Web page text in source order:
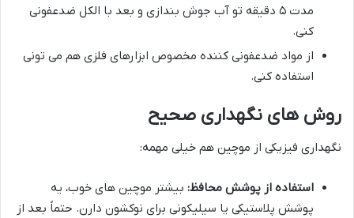
مدت ۵ دقیقه تو آب جوش بندازی و بعد با الکل ضدعفونی
کنی.
از مواد ضدعفونی کننده مخصوص ابزارهای فلزی هم می تونی
استفاده کنی.
روش های نگهداری صحیح
نگهداری فیزیکی از موچین هم خیلی مهمه:
استفاده از پوشش محافظ: بیشتر موچین های خوب، یه
پوشش پلاستیکی یا سیلیکونی برای نوکشون دارن. حتماً بعد از